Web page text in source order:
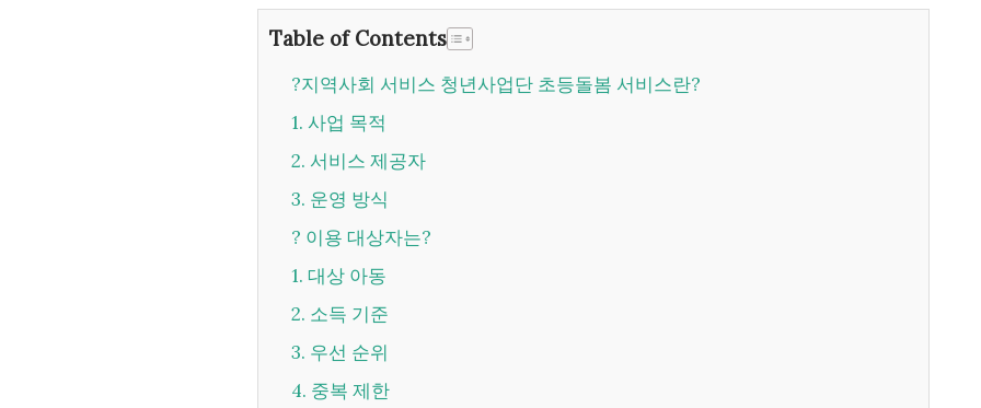
Table of Contents
?지역사회 서비스 청년사업단 초등돌봄 서비스란?
1. 사업 목적
2. 서비스 제공자
3. 운영 방식
? 이용 대상자는?
1. 대상 아동
2. 소득 기준
3. 우선 순위
4. 중복 제한